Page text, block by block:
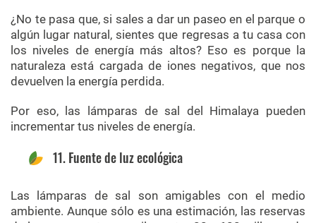
¿No te pasa que, si sales a dar un paseo en el parque o
algún lugar natural, sientes que regresas a tu casa con
los niveles de energía más altos? Eso es porque la
naturaleza está cargada de iones negativos, que nos
devuelven la energía perdida.
Por eso, las lámparas de sal del Himalaya pueden
incrementar tus niveles de energía.
11. Fuente de luz ecológica
Las lámparas de sal son amigables con el medio
ambiente. Aunque sólo es una estimación, las reservas